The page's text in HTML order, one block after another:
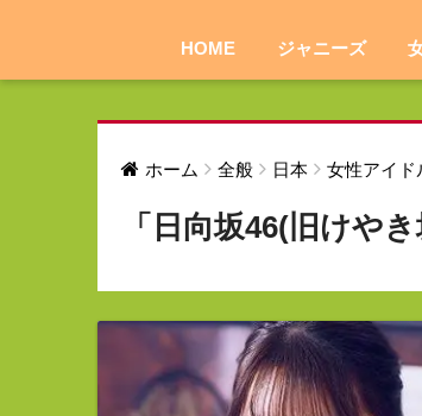
HOME ジャニーズ
ホーム 全般 日本 女性アイド
「日向坂46(旧けや